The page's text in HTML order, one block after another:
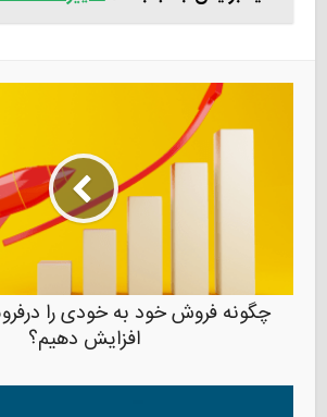
چگونه فروش خود به خودی را
افزایش دهیم؟